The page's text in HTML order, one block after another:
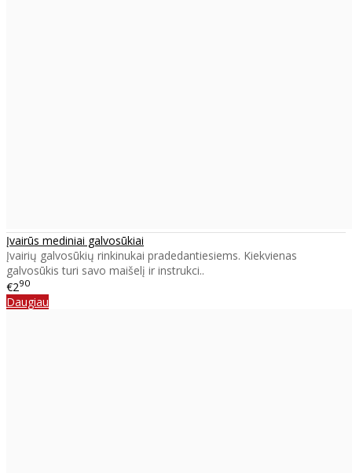
Įvairūs mediniai galvosūkiai
Įvairių galvosūkių rinkinukai pradedantiesiems. Kiekvienas
galvosūkis turi savo maišelį ir instrukci..
€290
Daugiau